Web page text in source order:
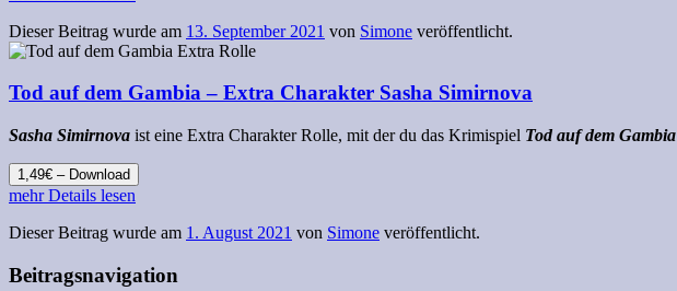
Dieser Beitrag wurde am 13. September 2021 von Simone veröffentlicht.
Tod auf dem Gambia – Extra Charakter Sasha Simirnova
Sasha Simirnova ist eine Extra Charakter Rolle, mit der du das Krimispiel Tod auf dem Gambia
1,49€ – Download
mehr Details lesen
Dieser Beitrag wurde am 1. August 2021 von Simone veröffentlicht.
Beitragsnavigation